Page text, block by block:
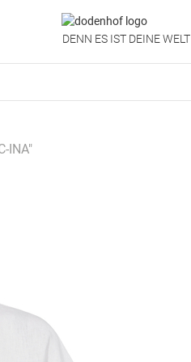
DENN ES IST DEINE WELT
INA"